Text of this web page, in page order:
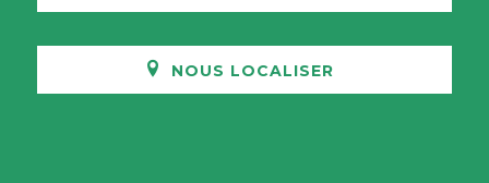
NOUS LOCALISER